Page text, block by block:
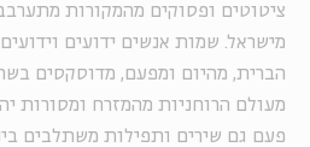
ציטוטים ופסוקים מהמקורות
מישראל. שמות אנשים ידועים
הברית, מהיום ומפעם, מדוסקסים
מעולם הרוחניות מהמזרח ומסורות
פעם גם שירים ותפילות משתלבים